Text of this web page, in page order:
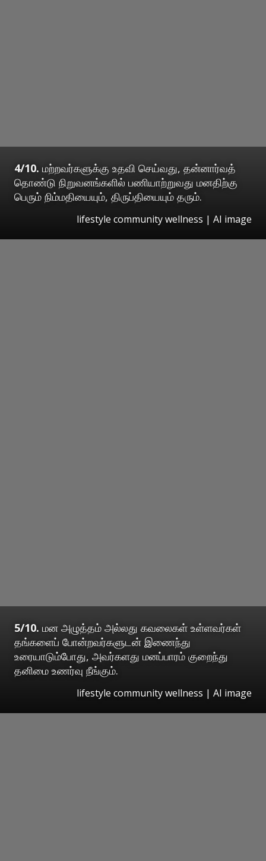
4/10. மற்றவர்களுக்கு உதவி செய்வது, தன்னார்வத்
தொண்டு நிறுவனங்களில் பணியாற்றுவது மனதிற்கு
பெரும் நிம்மதியையும், திருப்தியையும் தரும்.
lifestyle community wellness | AI image
5/10. மன அழுத்தம் அல்லது கவலைகள் உள்ளவர்கள்
தங்களைப் போன்றவர்களுடன் இணைந்து
உரையாடும்போது, அவர்களது மனப்பாரம் குறைந்து
தனிமை உணர்வு நீங்கும்.
lifestyle community wellness | AI image